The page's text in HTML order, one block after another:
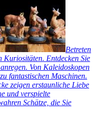
Betreten
Kuriositäten. Entdecken Sie
Von Kaleidoskopen
fantastischen Maschinen.
zeigen erstaunliche Liebe
und verspielte
Schätze, die Sie